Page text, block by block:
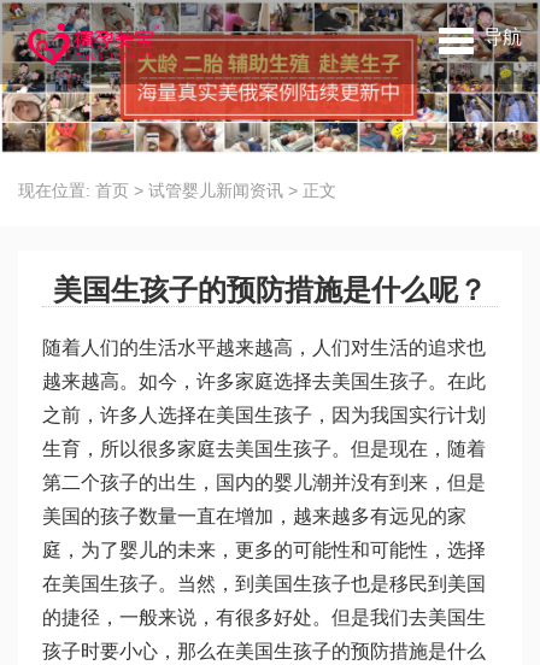
导航
现在位置: 首页 > 试管婴儿新闻资讯 > 正文
美国生孩子的预防措施是什么呢？
随着人们的生活水平越来越高，人们对生活的追求也
越来越高。如今，许多家庭选择去美国生孩子。在此
之前，许多人选择在美国生孩子，因为我国实行计划
生育，所以很多家庭去美国生孩子。但是现在，随着
第二个孩子的出生，国内的婴儿潮并没有到来，但是
美国的孩子数量一直在增加，越来越多有远见的家
庭，为了婴儿的未来，更多的可能性和可能性，选择
在美国生孩子。当然，到美国生孩子也是移民到美国
的捷径，一般来说，有很多好处。但是我们去美国生
孩子时要小心，那么在美国生孩子的预防措施是什么